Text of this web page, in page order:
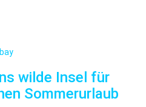
wilde Insel für
Sommerurlaub